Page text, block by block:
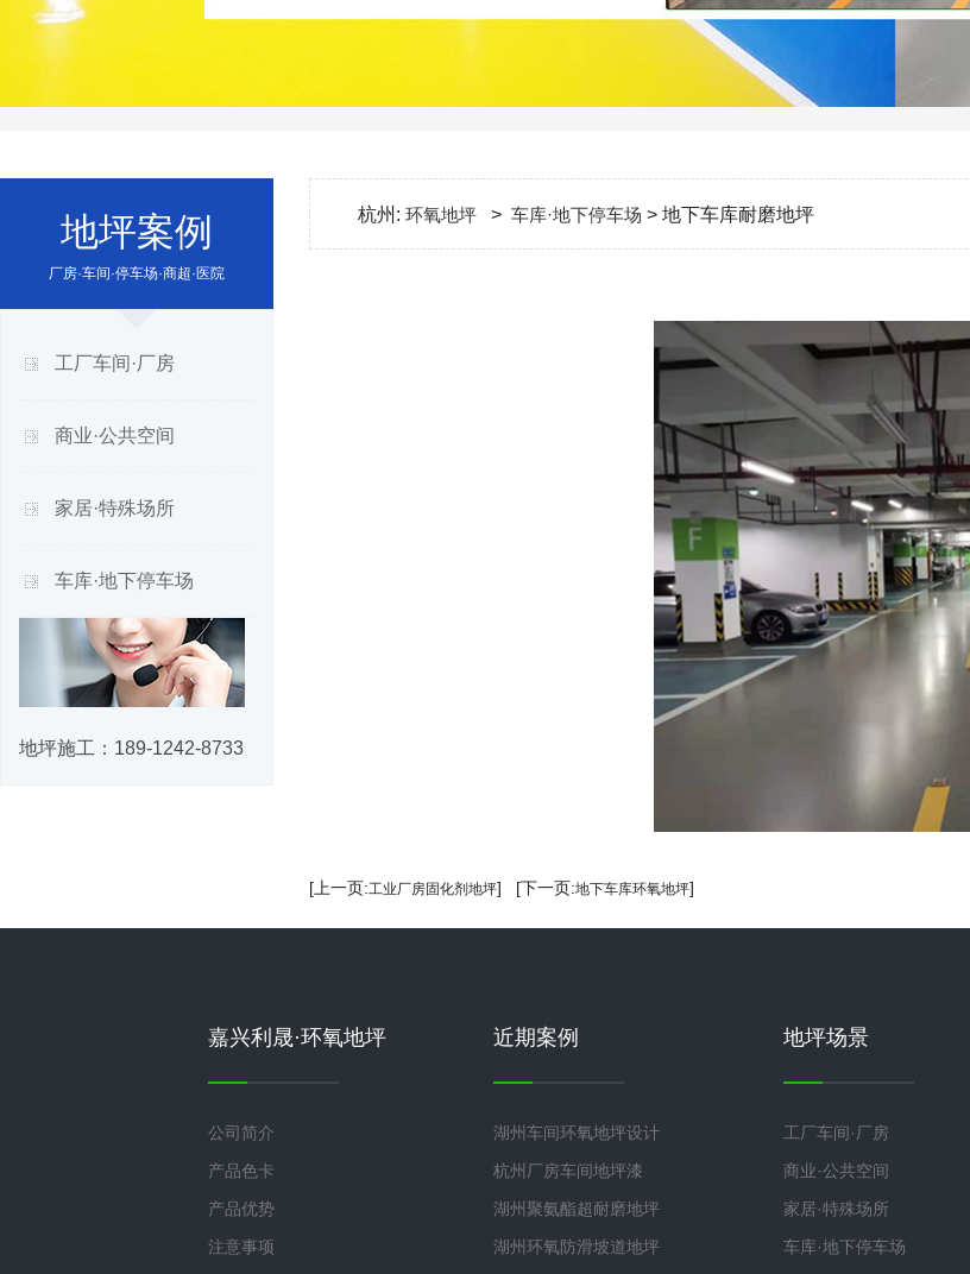
地坪案例
厂房·车间·停车场·商超·医院
工厂车间·厂房
商业·公共空间
家居·特殊场所
车库·地下停车场
地坪施工： 189-1242-8733
杭州: 环氧地坪 > 车库·地下停车场 > 地下车库耐磨地坪
[上一页:工业厂房固化剂地坪] [下一页:地下车库环氧地坪]
嘉兴利晟·环氧地坪
公司简介
产品色卡
产品优势
注意事项
近期案例
湖州车间环氧地坪设计
杭州厂房车间地坪漆
湖州聚氨酯超耐磨地坪
湖州环氧防滑坡道地坪
地坪场景
工厂车间·厂房
商业·公共空间
家居·特殊场所
车库·地下停车场